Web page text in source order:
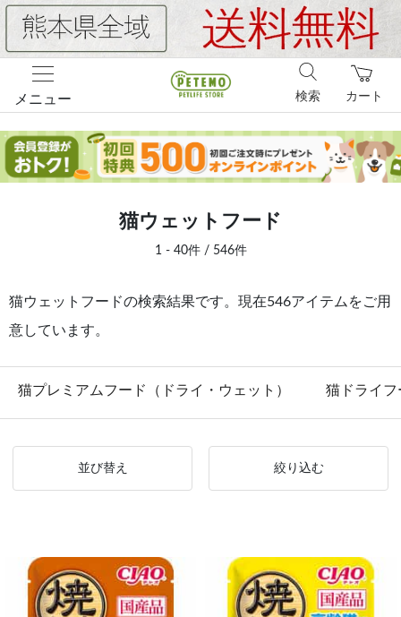
メニュー カート
検索
猫ウェットフード
1 - 40件 / 546件
猫ウェットフードの検索結果です。現在546アイテムをご用
意しています。
猫プレミアムフード（ドライ・ウェット） 猫ドライフ
並び替え 絞り込む